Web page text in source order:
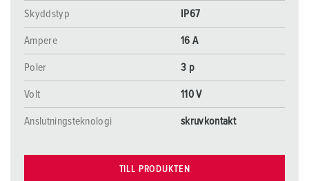
Skyddstyp
IP67
Ampere 16 A
Poler 3 p
Volt 110 V
Anslutningsteknologi skruvkontakt
TILL PRODUKTEN